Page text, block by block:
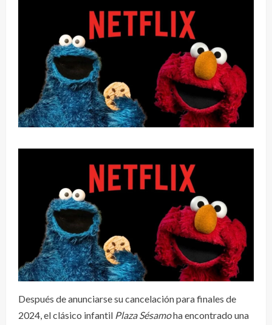
Después de anunciarse su cancelación para finales de
2024, el clásico infantil Plaza Sésamoha encontrado una